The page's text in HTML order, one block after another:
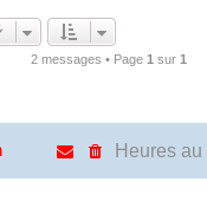
2 messages • Page 1 sur 1
Heures au